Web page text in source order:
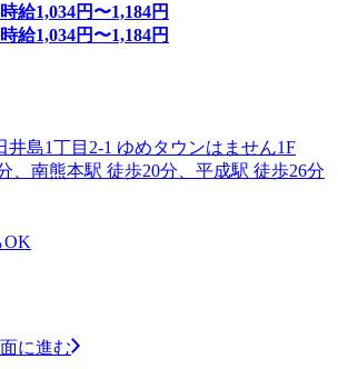
時給1,034円〜1,184円
時給1,034円〜1,184円
井島1丁目2-1 ゆめタウンはません1F
、南熊本駅 徒歩20分、平成駅 徒歩26分
OK
に進む